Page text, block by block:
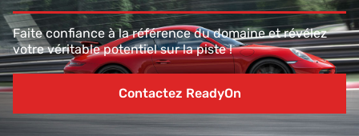
Faite confiance à la référence du domaine et révélez
votre véritable potentiel sur la piste !
Contactez ReadyOn